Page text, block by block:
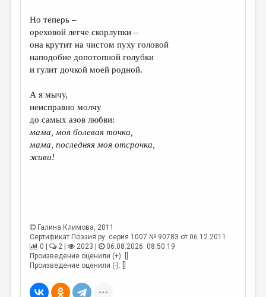
МАЛАЯ ПРОЗА
ЭССЕИСТИКА
ЛИТЕРАТУРОВЕДЕНИЕ
ПУБЛИЦИСТИКА
РЕЦЕНЗИРОВАНИЕ
ЦИКЛЫ ПУБЛИКАЦИЙ
Но теперь –
ореховой легче скорлупки –
она крутит на чистом пуху головой
наподобие допотопной голубки
и гулит дочкой моей родной.
А я мычу,
неисправно молчу
до самых азов любви:
мама, моя болевая точка,
мама, последняя моя отсрочка,
живи!
Галина Климова, 2011
Сертификат Поэзия.ру: серия 1007 № 90783 от 06.12.2011
0 |
2 | 2023 |
06.08.2026. 08:50:19
Произведение оценили (+): []
Произведение оценили (-): []